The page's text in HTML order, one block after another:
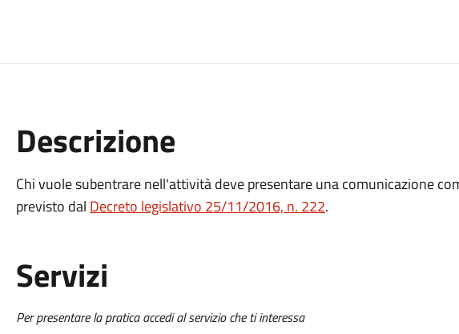
Descrizione
Chi vuole subentrare nell'attività deve presentare una comunicazione
previsto dal Decreto legislativo 25/11/2016, n. 222.
Servizi
Per presentare la pratica accedi al servizio che ti interessa